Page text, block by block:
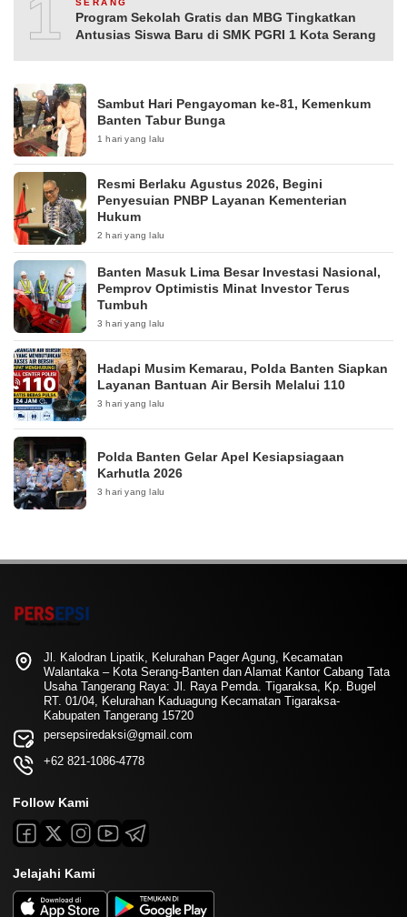
10Program Sekolah Gratis dan MBG Tingkatkan
Antusias Siswa Baru di SMK PGRI 1 Kota Serang
Sambut Hari Pengayoman ke-81, Kemenkum
Banten Tabur Bunga
1 hari yang lalu
Resmi Berlaku Agustus 2026, Begini
Penyesuian PNBP Layanan Kementerian
Hukum
2 hari yang lalu
Banten Masuk Lima Besar Investasi Nasional,
Pemprov Optimistis Minat Investor Terus
Tumbuh
3 hari yang lalu
Hadapi Musim Kemarau, Polda Banten Siapkan
Layanan Bantuan Air Bersih Melalui 110
3 hari yang lalu
Polda Banten Gelar Apel Kesiapsiagaan
Karhutla 2026
3 hari yang lalu
Jl. Kalodran Lipatik, Kelurahan Pager Agung, Kecamatan
Walantaka – Kota Serang-Banten dan Alamat Kantor Cabang Tata
Usaha Tangerang Raya: Jl. Raya Pemda. Tigaraksa, Kp. Bugel
RT. 01/04, Kelurahan Kaduagung Kecamatan Tigaraksa-
Kabupaten Tangerang 15720
persepsiredaksi@gmail.com
+62 821-1086-4778
Follow Kami
Jelajahi Kami